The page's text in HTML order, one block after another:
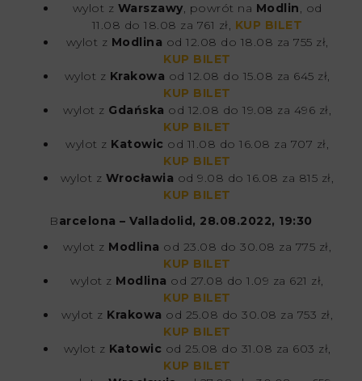
wylot z Warszawy, powrót na Modlin, od
11.08 do 18.08 za 761 zł, KUP BILET
wylot z Modlina od 12.08 do 18.08 za 755 zł,
KUP BILET
wylot z Krakowa od 12.08 do 15.08 za 645 zł,
KUP BILET
wylot z Gdańska od 12.08 do 19.08 za 496 zł,
KUP BILET
wylot z Katowic od 11.08 do 16.08 za 707 zł,
KUP BILET
wylot z Wrocławia od 9.08 do 16.08 za 815 zł,
KUP BILET
Barcelona – Valladolid, 28.08.2022, 19:30
wylot z Modlina od 23.08 do 30.08 za 775 zł,
KUP BILET
wylot z Modlina od 27.08 do 1.09 za 621 zł,
KUP BILET
wylot z Krakowa od 25.08 do 30.08 za 753 zł,
KUP BILET
wylot z Katowic od 25.08 do 31.08 za 603 zł,
KUP BILET